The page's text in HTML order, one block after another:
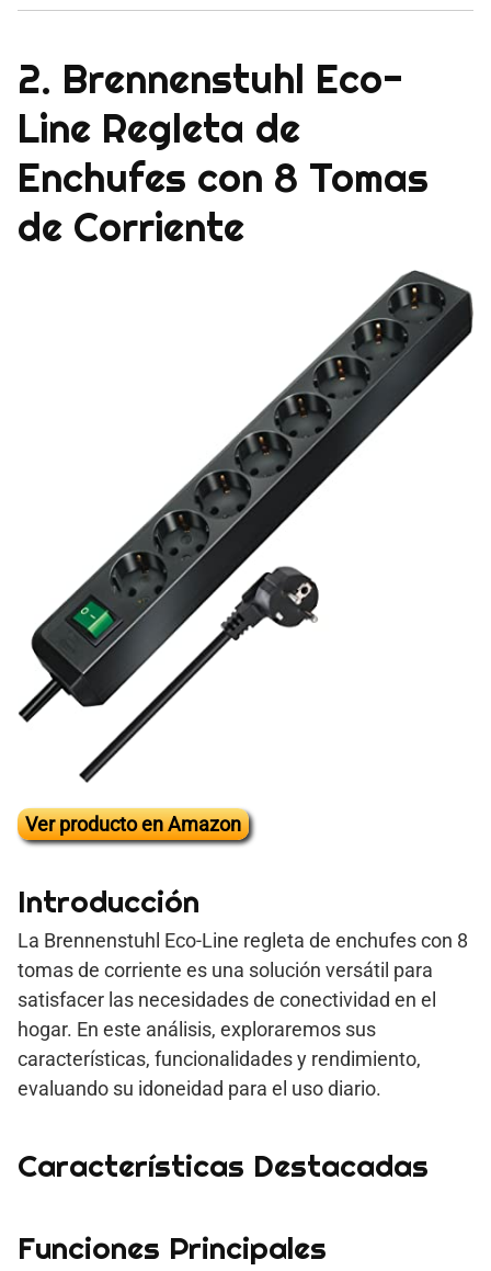
2. Brennenstuhl Eco-
Line Regleta de
Enchufes con 8 Tomas
de Corriente
Ver producto en Amazon
Introducción
La Brennenstuhl Eco-Line regleta de enchufes con 8
tomas de corriente es una solución versátil para
satisfacer las necesidades de conectividad en el
hogar. En este análisis, exploraremos sus
características, funcionalidades y rendimiento,
evaluando su idoneidad para el uso diario.
Características Destacadas
Funciones Principales